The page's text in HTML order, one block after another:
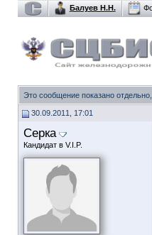
Балуев Н.Н.
Это сообщение показано
30.09.2011, 17:01
Серка
Кандидат в V.I.P.